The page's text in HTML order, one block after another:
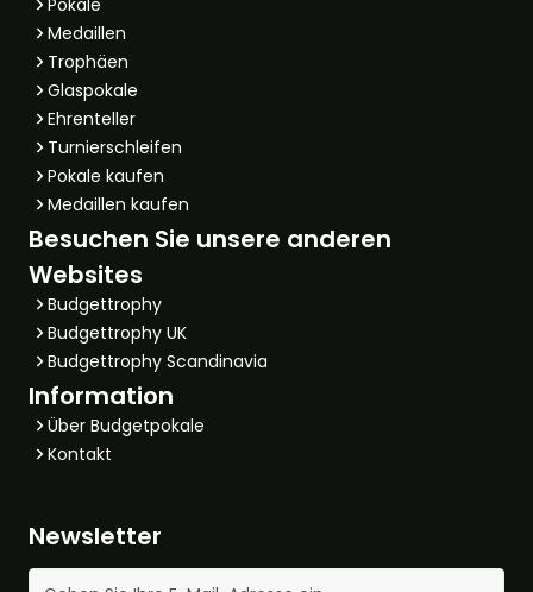
Medaillen
Trophäen
Glaspokale
Ehrenteller
Turnierschleifen
Pokale kaufen
Medaillen kaufen
Besuchen Sie unsere anderen
Websites
Budgettrophy
Budgettrophy UK
Budgettrophy Scandinavia
Information
Über Budgetpokale
Kontakt
Newsletter
E-Mail-Adresse